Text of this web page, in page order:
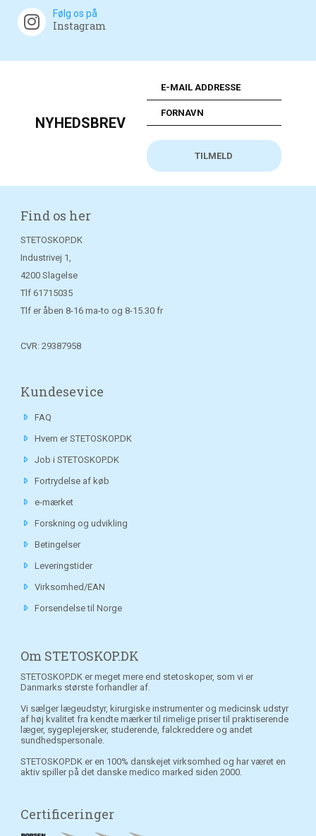
Følg os på
Instagram
NYHEDSBREV
Find os her
STETOSKOP.DK
Industrivej 1,
4200 Slagelse
Tlf 61715035
Tlf er åben 8-16 ma-to og 8-15.30 fr
CVR: 29387958
Kundesevice
FAQ
Hvem er STETOSKOP.DK
Job i STETOSKOP.DK
Fortrydelse af køb
e-mærket
Forskning og udvikling
Betingelser
Leveringstider
Virksomhed/EAN
Forsendelse til Norge
Om STETOSKOP.DK
STETOSKOP.DK er meget mere end stetoskoper, som vi er
Danmarks største forhandler af.
Vi sælger lægeudstyr, kirurgiske instrumenter og medicinsk udstyr
af høj kvalitet fra kendte mærker til rimelige priser til praktiserende
læger, sygeplejersker, studerende, falckreddere og andet
sundhedspersonale.
STETOSKOP.DK er en 100% danskejet virksomhed og har været en
aktiv spiller på det danske medico marked siden 2000.
Certificeringer